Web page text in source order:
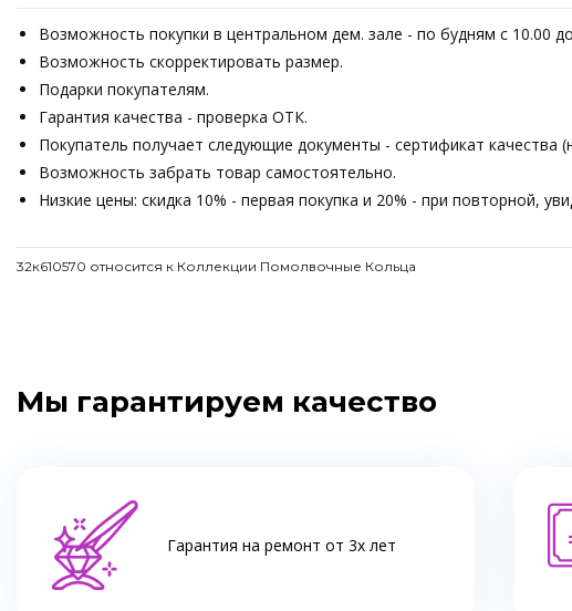
Возможность покупки в центральном дем. зале - по будням с 10.00
Возможность скорректировать размер.
Подарки покупателям.
Гарантия качества - проверка ОТК.
Покупатель получает следующие документы - сертификат качества
Возможность забрать товар самостоятельно.
Низкие цены: скидка 10% - первая покупка и 20% - при повторной,
32к610570 относится к Коллекции Помолвочные Кольца
Мы гарантируем качество
Гарантия на ремонт от 3х лет